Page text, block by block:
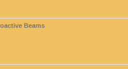
Beams